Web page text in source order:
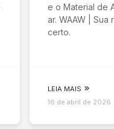
e o Material de
ar. WAAW | Sua
certo.
LEIA MAIS
16 de abril de 2026